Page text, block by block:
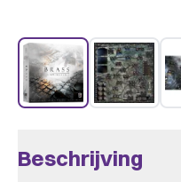
Beschrijving